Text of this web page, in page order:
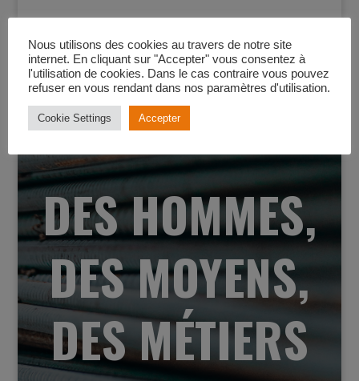
LES RÉALISATIONS
DES HOMMES,
DES MOYENS,
DES MÉTIERS
Nous utilisons des cookies au travers de notre site
internet. En cliquant sur "Accepter" vous consentez à
l'utilisation de cookies. Dans le cas contraire vous pouvez
refuser en vous rendant dans nos paramètres d'utilisation.
Cookie Settings Accepter